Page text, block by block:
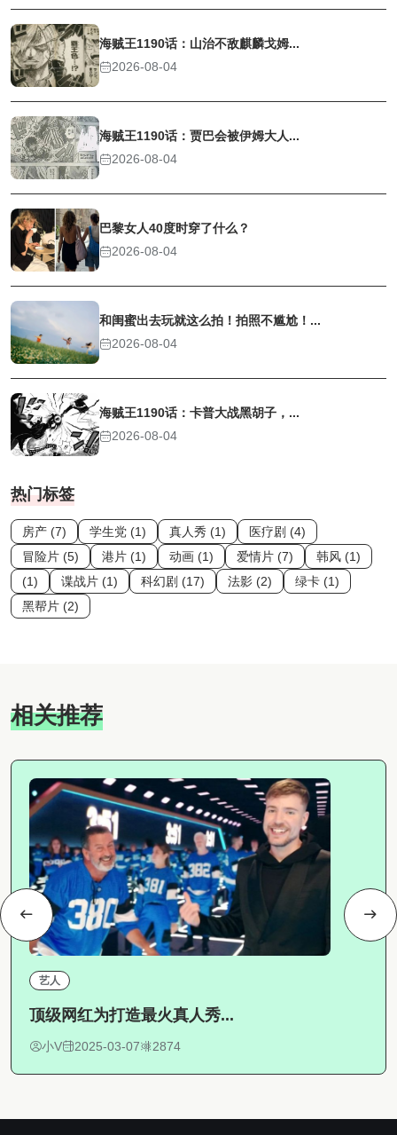
海贼王1190话：山治不敌麒麟戈姆...
2026-08-04
海贼王1190话：贾巴会被伊姆大人...
2026-08-04
巴黎女人40度时穿了什么？
2026-08-04
和闺蜜出去玩就这么拍！拍照不尴尬！...
2026-08-04
海贼王1190话：卡普大战黑胡子，...
2026-08-04
热门标签
房产 (7) 学生党 (1) 真人秀 (1)
医疗剧 (4)
冒险片 (5)
港片 (1) 动画 (1) 爱情片 (7)
韩风 (1)
(1)
谍战片 (1) 科幻剧 (17) 法影 (2)
绿卡 (1)
黑帮片 (2)
相关推荐
艺人
顶级网红为打造最火真人秀...
小V 2025-03-07 2874